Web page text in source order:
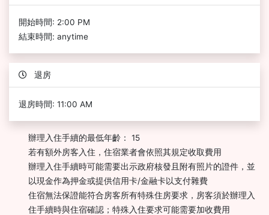
開始時間: 2:00 PM
結束時間: anytime
退房
退房時間: 11:00 AM
辦理入住手續的最低年齡： 15
若有額外房客入住，住宿業者會依照其規定收取費用
辦理入住手續時可能需要出示政府核發且附有照片的證件，並
以現金作為押金或提供信用卡/金融卡以支付雜費
住宿無法保證能符合房客所有特殊住房要求，房客須於辦理入
住手續時與住宿確認；特殊入住要求可能需要加收費用